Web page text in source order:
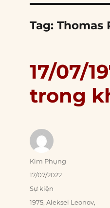
Tag:Thomas
17/07/
trong
Author
Kim Phụng
Posted
17/07/2022
Categories
Sự kiện
Tags
1975,Aleksei Leonov,